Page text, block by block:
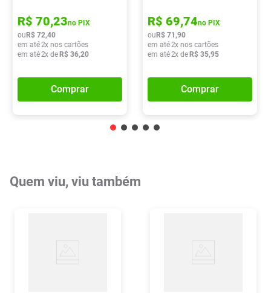
R$ 70,23no PIX
ou R$ 72,40
em até2x nos cartões
em até2x de R$ 36,20
Comprar
R$ 69,74no PIX
ou R$ 71 ,90
em até2x nos cartões
em até2x de R$ 35,95
Comprar
Quem viu, viu também